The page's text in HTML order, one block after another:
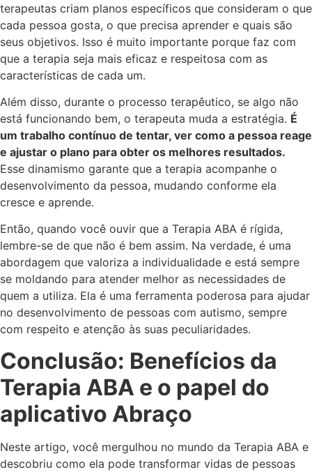
terapeutas criam planos específicos que consideram o que
cada pessoa gosta, o que precisa aprender e quais são
seus objetivos. Isso é muito importante porque faz com
que a terapia seja mais eficaz e respeitosa com as
características de cada um.
Além disso, durante o processo terapêutico, se algo não
está funcionando bem, o terapeuta muda a estratégia. É
um trabalho contínuo de tentar, ver como a pessoa reage
e ajustar o plano para obter os melhores resultados.
Esse dinamismo garante que a terapia acompanhe o
desenvolvimento da pessoa, mudando conforme ela
cresce e aprende.
Então, quando você ouvir que a Terapia ABA é rígida,
lembre-se de que não é bem assim. Na verdade, é uma
abordagem que valoriza a individualidade e está sempre
se moldando para atender melhor as necessidades de
quem a utiliza. Ela é uma ferramenta poderosa para ajudar
no desenvolvimento de pessoas com autismo, sempre
com respeito e atenção às suas peculiaridades.
Conclusão: Benefícios da
Terapia ABA e o papel do
aplicativo Abraço
Neste artigo, você mergulhou no mundo da Terapia ABA e
descobriu como ela pode transformar vidas de pessoas